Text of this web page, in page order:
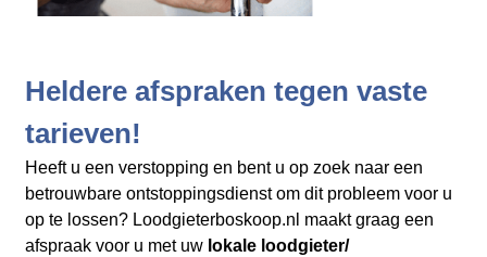
Heldere afspraken tegen vaste
tarieven!
Heeft u een verstopping en bent u op zoek naar een
betrouwbare ontstoppingsdienst om dit probleem voor u
op te lossen? Loodgieterboskoop.nl maakt graag een
afspraak voor u met uw lokale loodgieter/